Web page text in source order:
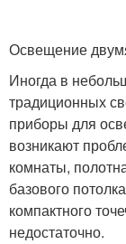
Освещение
Иногда в
традиционных
приборы для
возникают
комнаты,
базового
компактного
недостаточно.